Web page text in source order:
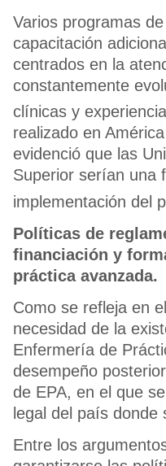
Varios programas
capacitación
centrados en la
constantemente
clínicas y
realizado en
evidenció que las
Superior serían una
implementación del
Políticas de
financiación y
práctica avanzada.
Como se refleja en
necesidad de la
Enfermería de
desempeño
de EPA, en el que
legal del país donde
Entre los